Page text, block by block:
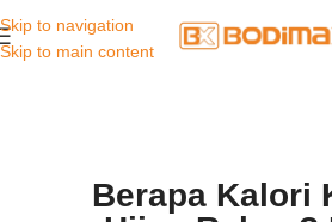
Skip to navigation
Skip to main content
Berapa Kalori